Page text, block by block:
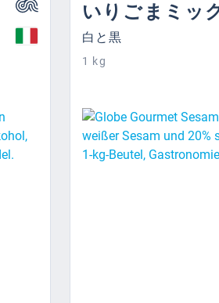
いりごまミッ
白と黒
1 kg